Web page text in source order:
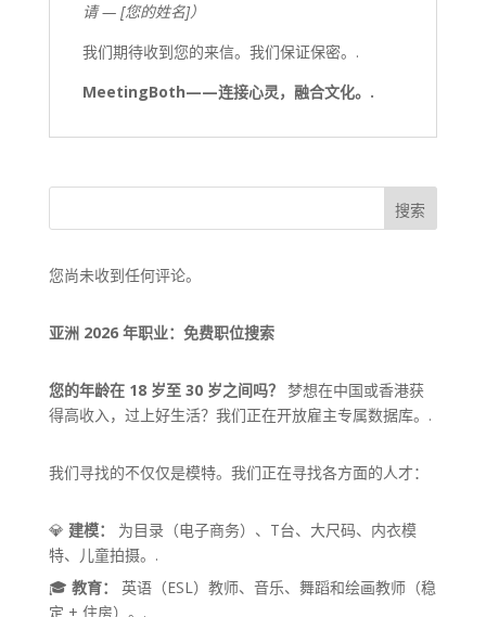
请 — [您的姓名]）
我们期待收到您的来信。我们保证保密。.
MeetingBoth——连接心灵，融合文化。.
搜索
您尚未收到任何评论。
亚洲 2026 年职业：免费职位搜索
您的年龄在 18 岁至 30 岁之间吗？ 梦想在中国或香港获
得高收入，过上好生活？我们正在开放雇主专属数据库。.
我们寻找的不仅仅是模特。我们正在寻找各方面的人才：
💎 建模：
为目录（电子商务）、T台、大尺码、内衣模
特、儿童拍摄。.
🎓 教育：
英语（ESL）教师、音乐、舞蹈和绘画教师（稳
定 + 住房）。.